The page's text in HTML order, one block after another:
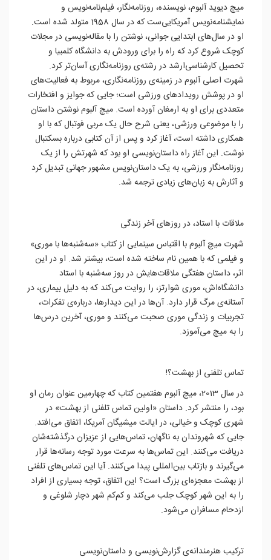
میچ دیوید آلبوم، نویسنده، روزنامه‌نگار، فیلم‌نامه‌نویس و
نمایشنامه‌نویس آمریکایی‌ست که در سال 1958 متولد شده است.
او در سال‌های ابتدایی جوانی، نوشتن را با مقاله‌نویسی در مجلات
کوچک شروع کرد که راه را برای ورودش به دانشگاه کلمبیا و
تحصیل کارشناسی‌ارشد در رشته‌ی روزنامه‌نگاری آسان‌تر کرد.
شهرت اصلی آلبوم در زمینه‌ی روزنامه‌نگاری، مربوط به فعالیت‌های
او در پوشش رویدادهای ورزشی است؛ جایی که جوایز و افتخارات
متعددی برای او به ارمغان آورده است. میچ آلبوم نوشتن داستان
را با موضوعی ورزشی، یعنی شرح حال یک مربی فوتبال که با او
همکاری داشته است، آغاز کرد و پس از آن کتابی درباره بسکتبال
نوشت. این آغاز راه داستان‌نویسی او بود که شهرتش را از یک
روزنامه‌نگار ورزشی، به یک داستان‌نویس مشهور جهانی تبدیل کرد
و آثارش به زبان‌های زیادی ترجمه شد.
ملاقات با استاد، در روزهای آخر زندگی
شهرت میچ آلبوم با اقتباس سینمایی از کتاب «سه‌شنبه‌ها با موری»
و فیلمی که با همین نام ساخته شده است، بیشتر شد. او در این
اثر، داستان هفتگی ملاقات‌هایش در روز سه‌شنبه با استاد
دانشگاه‌اش، موری شوارتز، را روایت می‌کند که به دلیل بیماری، در
آستانه‌ی مرگ قرار دارد. آن‌ها در این دیدارها، درباره‌ی تفکرات،
تجربیات و زندگی موری صحبت می‌کنند و موری، آخرین درس‌ها
را به میچ می‌آموزد.
تماس تلفنی از بهشت؟!
در سال 2013، میچ آلبوم هفتمین کتاب که چهارمین عنوان رمان او
بود، را منتشر کرد. داستان «اولین تماس تلفنی از بهشت» در
شهری کوچک و خیالی، در ایالت میشیگان آمریکا، اتفاق می‌افتد.
جایی که شهروندان به ناگهان، تماس‌هایی از عزیزان درگذشته‌شان
دریافت می‌کنند. این تماس‌ها به سرعت مورد توجه رسانه‌ها قرار
می‌گیرند و بازتاب بین‌المللی پیدا می‌کنند. آیا این تماس‌های تلفنی
از بهشت معجزه‌ای بزرگ است؟ این اتفاق، توجه بسیاری از افراد
را به این شهر کوچک جلب می‌کند و کم‌کم شهر دچار شلوغی و
ازدحام مسافران می‌شود.
ترکیب هنرمندانه‌ی گزارش‌نویسی و داستان‌نویسی